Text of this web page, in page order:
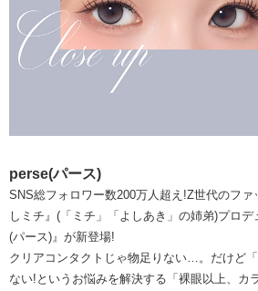
perse(パース)
SNS総フォロワー数200万人超え!Z世代のファ
しミチ』(「ミチ」「よしあき」の姉弟)プロ
(パース)』が新登場!
クリアコンタクトじゃ物足りない…。だけど
ない!というお悩みを解決する「裸眼以上、カ